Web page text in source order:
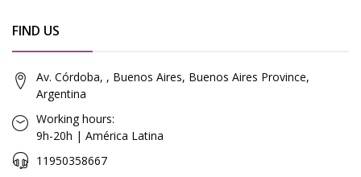
FIND US
Av. Córdoba, , Buenos Aires, Buenos Aires Province,
Argentina
Working hours:
9h-20h | América Latina
11950358667